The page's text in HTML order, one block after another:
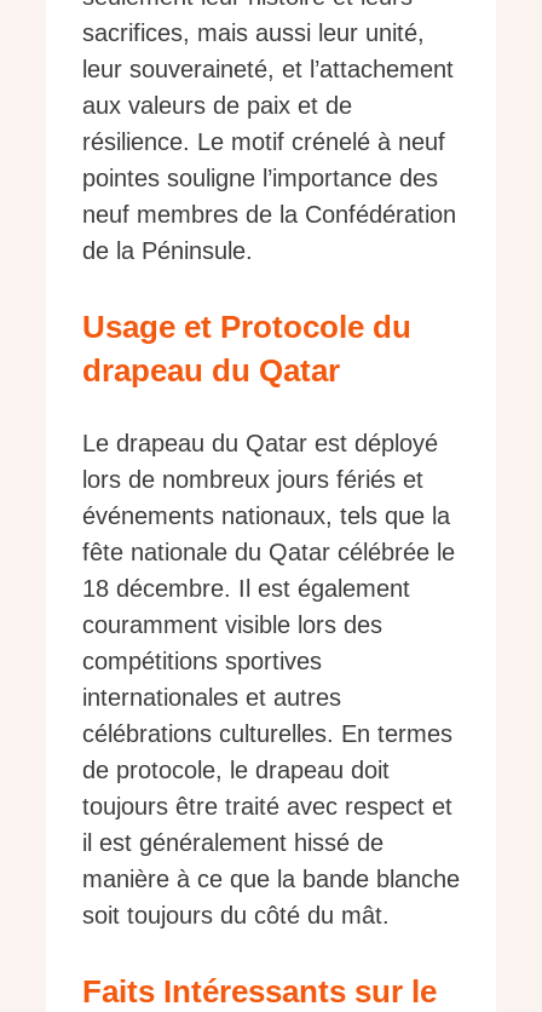
sacrifices, mais aussi leur unité,
leur souveraineté, et l’attachement
aux valeurs de paix et de
résilience. Le motif crénelé à neuf
pointes souligne l’importance des
neuf membres de la Confédération
de la Péninsule.
Usage et Protocole du
drapeau du Qatar
Le drapeau du Qatar est déployé
lors de nombreux jours fériés et
événements nationaux, tels que la
fête nationale du Qatar célébrée le
18 décembre. Il est également
couramment visible lors des
compétitions sportives
internationales et autres
célébrations culturelles. En termes
de protocole, le drapeau doit
toujours être traité avec respect et
il est généralement hissé de
manière à ce que la bande blanche
soit toujours du côté du mât.
Faits Intéressants sur le